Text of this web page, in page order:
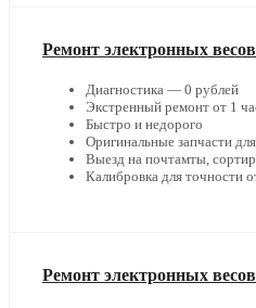
Ремонт электронных
Диагностика — 0 рублей
Экстренный ремонт от 1
Быстро и недорого
Оригинальные запчасти
Выезд на почтамты,
Калибровка для точности
Ремонт электронных